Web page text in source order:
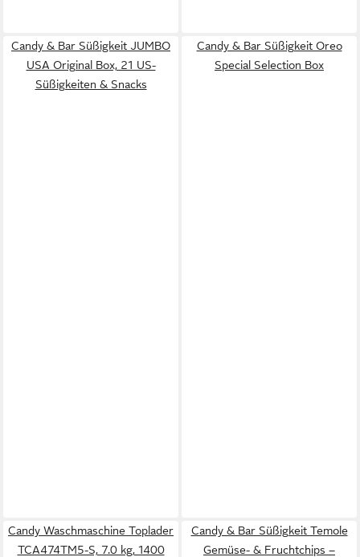
Candy & Bar Süßigkeit JUMBO
USA Original Box, 21 US-
Süßigkeiten & Snacks
Candy & Bar Süßigkeit Oreo
Special Selection Box
Candy Waschmaschine Toplader
TCA474TM5-S, 7.0 kg, 1400
Candy & Bar Süßigkeit Temole
Gemüse- & Fruchtchips –